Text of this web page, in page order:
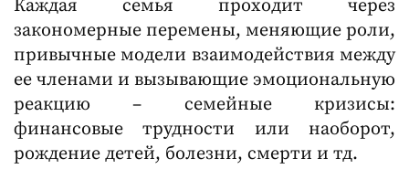
Каждая семья проходит через
закономерные перемены, меняющие роли,
привычные модели взаимодействия между
ее членами и вызывающие эмоциональную
реакцию – семейные кризисы:
финансовые трудности или наоборот,
рождение детей, болезни, смерти и тд.